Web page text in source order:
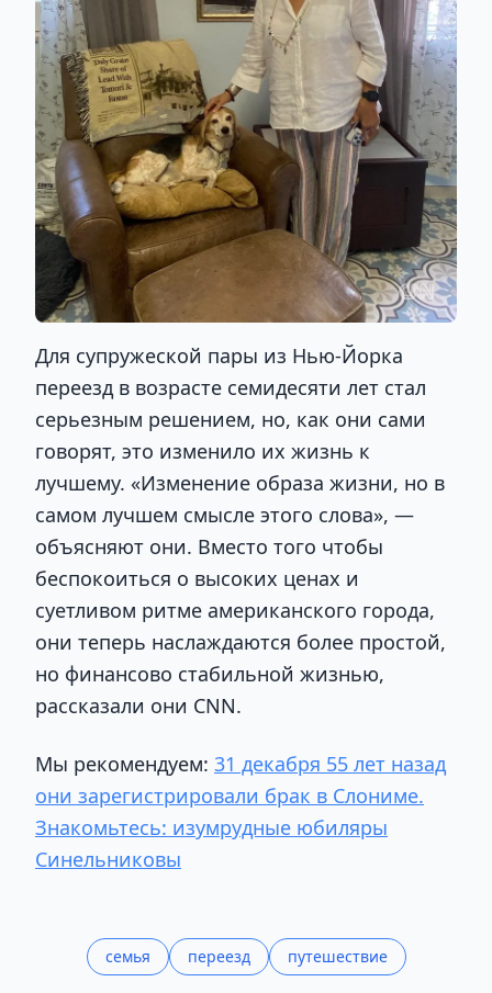
Для супружеской пары из Нью-Йорка
переезд в возрасте семидесяти лет стал
серьезным решением, но, как они сами
говорят, это изменило их жизнь к
лучшему. «Изменение образа жизни, но в
самом лучшем смысле этого слова», —
объясняют они. Вместо того чтобы
беспокоиться о высоких ценах и
суетливом ритме американского города,
они теперь наслаждаются более простой,
но финансово стабильной жизнью,
рассказали они CNN.
Мы рекомендуем: 31 декабря 55 лет назад
они зарегистрировали брак в Слониме.
Знакомьтесь: изумрудные юбиляры
Синельниковы
семья переезд путешествие